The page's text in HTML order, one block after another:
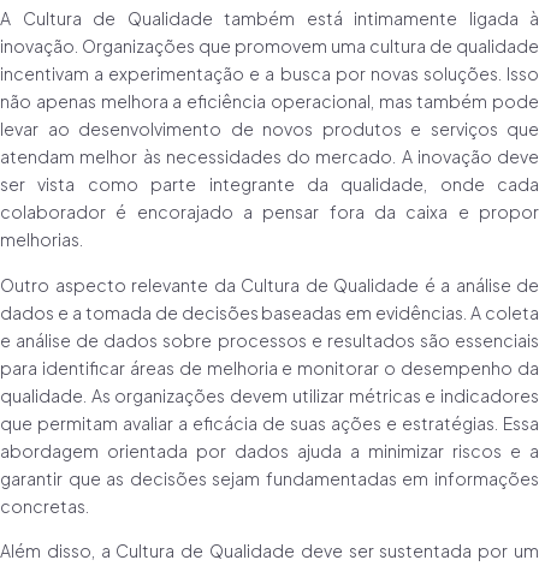
A Cultura de Qualidade também está intimamente ligada à
inovação. Organizações que promovem uma cultura de qualidade
incentivam a experimentação e a busca por novas soluções. Isso
não apenas melhora a eficiência operacional, mas também pode
levar ao desenvolvimento de novos produtos e serviços que
atendam melhor às necessidades do mercado. A inovação deve
ser vista como parte integrante da qualidade, onde cada
colaborador é encorajado a pensar fora da caixa e propor
melhorias.
Outro aspecto relevante da Cultura de Qualidade é a análise de
dados e a tomada de decisões baseadas em evidências. A coleta
e análise de dados sobre processos e resultados são essenciais
para identificar áreas de melhoria e monitorar o desempenho da
qualidade. As organizações devem utilizar métricas e indicadores
que permitam avaliar a eficácia de suas ações e estratégias. Essa
abordagem orientada por dados ajuda a minimizar riscos e a
garantir que as decisões sejam fundamentadas em informações
concretas.
Além disso, a Cultura de Qualidade deve ser sustentada por um